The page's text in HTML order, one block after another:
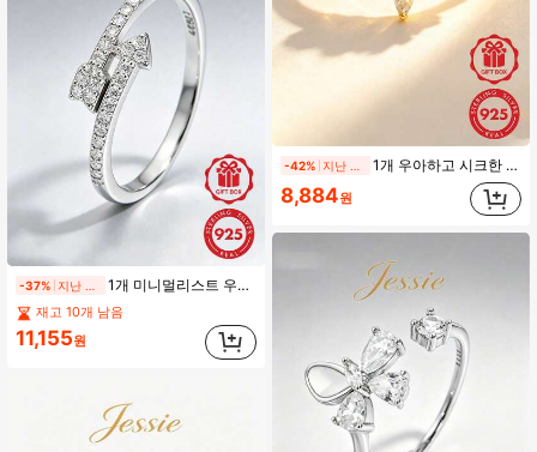
-37% 1개 미니멀리스트 우아한 패션 925 실버 큐빅 지르코니아 더블 화살 디자인 반지, 여성의 일상, 데이트, 파티에 적합하여 매력을 뽐내세요
재고 10개 남음
11,155원
-42% 1개 우아하고 시크한 반짝이는 미니멀리스트 925 실버 큐빅 지르코니아 V 디자인 반지, 여성에게 이상적인 선물, 데이트, 파티 및 일상 착용에 적합
8,884원